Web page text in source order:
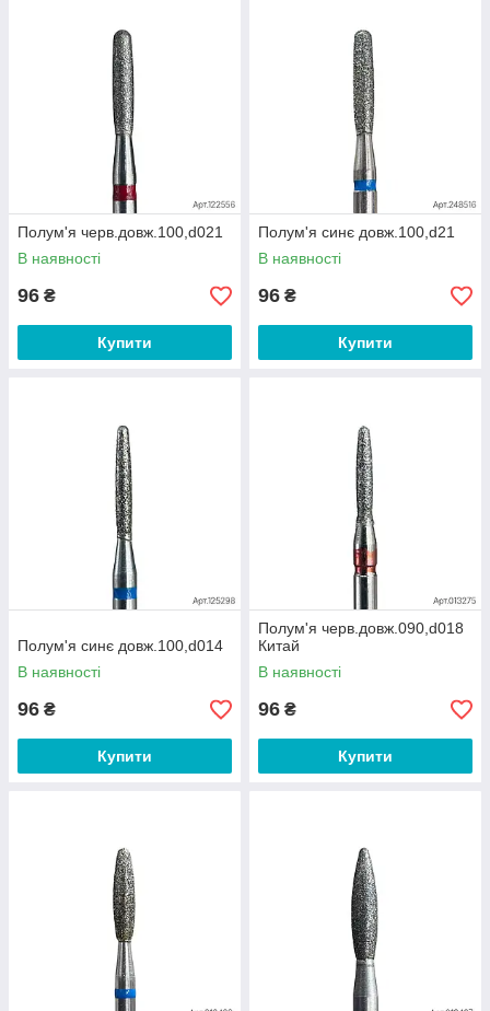
Полум'я черв.довж.100,d021
В наявності
96 ₴
Купити
Полум'я синє довж.100,d21
В наявності
96 ₴
Купити
Полум'я синє довж.100,d014
В наявності
96 ₴
Купити
Полум'я черв.довж.090,d018
Китай
В наявності
96 ₴
Купити